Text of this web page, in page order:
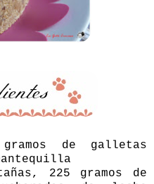
de galletas
225 gramos de